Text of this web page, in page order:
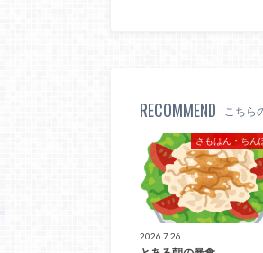
RECOMMEND こちら
さもはん・ちん
2026.7.26